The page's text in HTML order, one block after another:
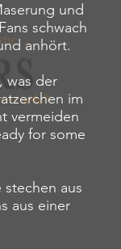
und
schwach
anhört.
was der
im
vermeiden
for some
aus
aus einer